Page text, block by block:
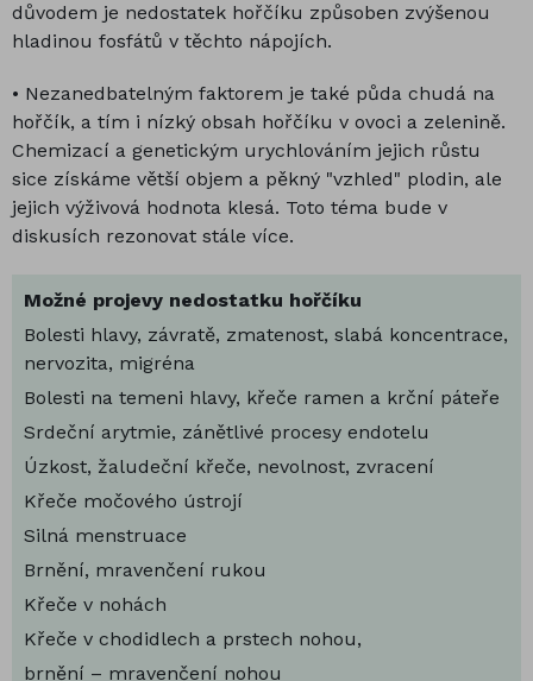
důvodem je nedostatek hořčíku způsoben zvýšenou
hladinou fosfátů v těchto nápojích.
• Nezanedbatelným faktorem je také půda chudá na
hořčík, a tím i nízký obsah hořčíku v ovoci a zelenině.
Chemizací a genetickým urychlováním jejich růstu
sice získáme větší objem a pěkný "vzhled" plodin, ale
jejich výživová hodnota klesá. Toto téma bude v
diskusích rezonovat stále více.
Možné projevy nedostatku hořčíku
Bolesti hlavy, závratě, zmatenost, slabá koncentrace,
nervozita, migréna
Bolesti na temeni hlavy, křeče ramen a krční páteře
Srdeční arytmie, zánětlivé procesy endotelu
Úzkost, žaludeční křeče, nevolnost, zvracení
Křeče močového ústrojí
Silná menstruace
Brnění, mravenčení rukou
Křeče v nohách
Křeče v chodidlech a prstech nohou,
brnění – mravenčení nohou